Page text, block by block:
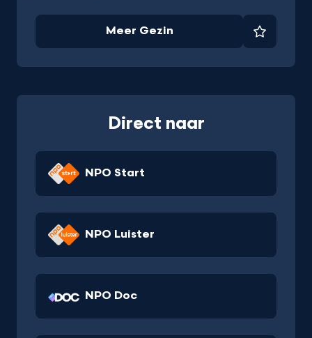
Meer Gezin Favoriet
Direct naar
NPO Start
NPO Luister
NPO Doc